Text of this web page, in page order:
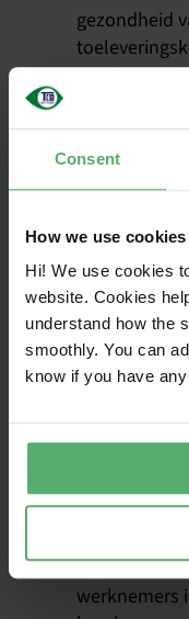
Consent
How we use cookies
Hi! We use cookies
website. Cookies
understand how the
smoothly. You can
know if you have
gezondheid
voorkomen
Circulariteit:
record van
is dat dit er
levensduur
producten
TCO
levensduur
langere
doel is om
circulariteit
bieden.
werknemers